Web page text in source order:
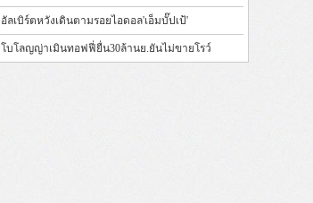
อัลเบิร์ตหวังเดินตามรอยไอดอล'เอ็มบั๊ปเป้'
โบโลญญ่าเมินทอฟฟี่ยื่น30ล้านย.ยันไม่ขายโรว์